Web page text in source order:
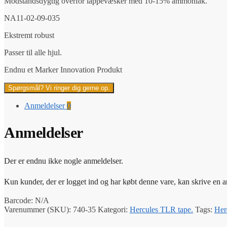
NA11-02-09-035
Ekstremt robust
Passer til alle hjul.
Endnu et Marker Innovation Produkt
Spørgsmål? Vi ringer dig gerne op.
Anmeldelser0
Anmeldelser
Der er endnu ikke nogle anmeldelser.
Kun kunder, der er logget ind og har købt denne vare, kan skrive en
Barcode: N/A
Varenummer (SKU): 740-35 Kategori: Hercules TLR tape. Tags: